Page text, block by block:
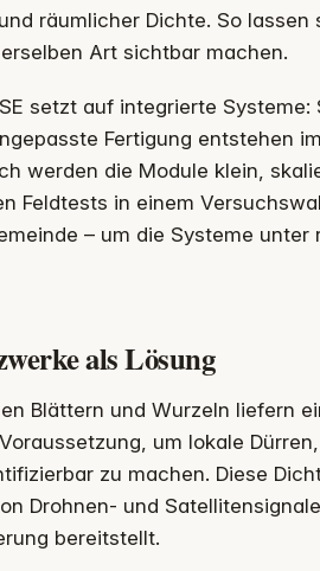
räumlicher Dichte. So
Art sichtbar machen.
setzt auf integrierte
Fertigung entstehen
werden die Module klein,
Feldtests in einem
– um die Systeme unter
als Lösung
Blättern und Wurzeln liefern
um lokale
zu machen. Diese
Drohnen- und
bereitstellt.